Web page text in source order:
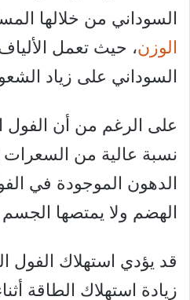
السوداني من خلالها
الوزن، حيث تعمل
السوداني على زياد
على الرغم من أن الفول
نسبة عالية من السعرات
الدهون الموجودة في
الهضم ولا يمتصها الجسم
قد يؤدي استهلاك الفول
زيادة استهلاك الطاقة